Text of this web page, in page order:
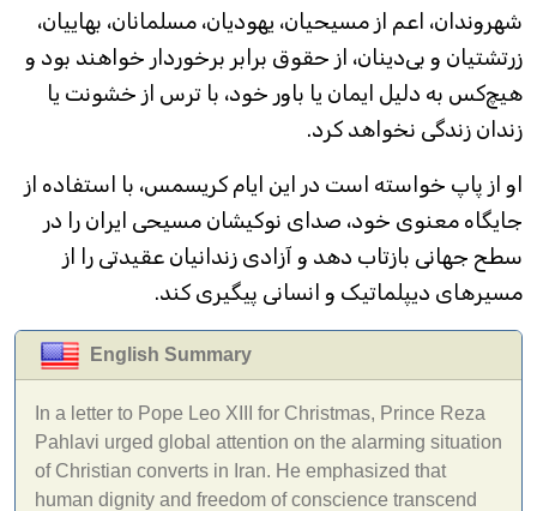
شهروندان، اعم از مسیحیان، یهودیان، مسلمانان، بهاییان،
زرتشتیان و بی‌دینان، از حقوق برابر برخوردار خواهند بود و
هیچ‌کس به دلیل ایمان یا باور خود، با ترس از خشونت یا
زندان زندگی نخواهد کرد.
او از پاپ خواسته است در این ایام کریسمس، با استفاده از
جایگاه معنوی خود، صدای نوکیشان مسیحی ایران را در
سطح جهانی بازتاب دهد و آزادی زندانیان عقیدتی را از
مسیرهای دیپلماتیک و انسانی پیگیری کند.
English Summary
In a letter to Pope Leo XIII for Christmas, Prince Reza
Pahlavi urged global attention on the alarming situation
of Christian converts in Iran. He emphasized that
human dignity and freedom of conscience transcend